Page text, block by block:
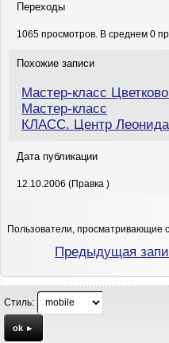
Переходы
1065 просмотров. В среднем 0
Похожие записи
Мастер-класс
Мастер-класс
КЛАСС. Центр
Дата публикации
12.10.2006 (Правка )
Пользователи, просматривающие
Предыдущая
Стиль:
ok ►